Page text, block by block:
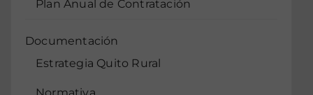
Plan Anual de Contratación
Documentación
Estrategia Quito Rural